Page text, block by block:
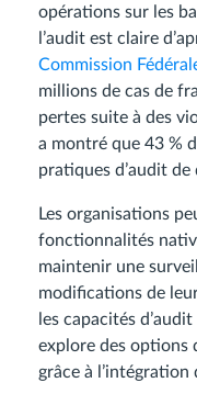
opérations sur les
l’audit est claire
Commission
millions de cas de
pertes suite à des
a montré que 43 %
pratiques d’audit
Les organisations
fonctionnalités
maintenir une
modifications de
les capacités
explore des options
grâce à l’intégration